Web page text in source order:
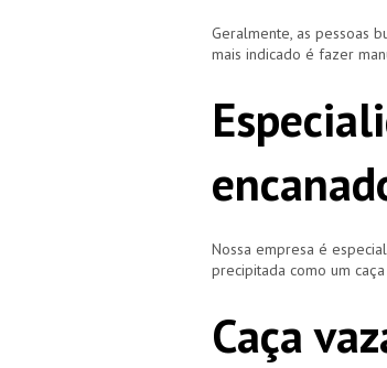
Geralmente, as pessoas
mais indicado é fazer
Nossa empresa é
precipitada como um
Caça